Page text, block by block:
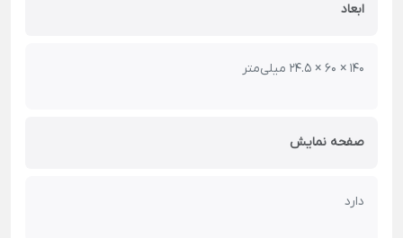
ابعاد
140 × 60 × 24.5 میلی‌متر
صفحه نمایش
دارد